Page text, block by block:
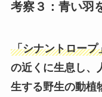
考察３：青い羽
「シナントロープ
の近くに生息し、
生する野生の動植